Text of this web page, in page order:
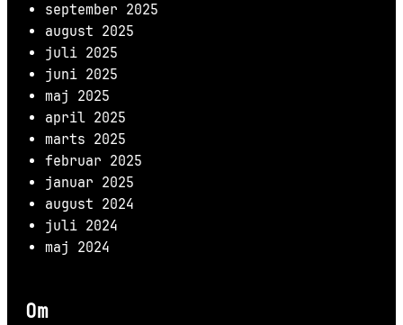
september 2025
august 2025
juli 2025
juni 2025
maj 2025
april 2025
marts 2025
februar 2025
januar 2025
august 2024
juli 2024
maj 2024
Om